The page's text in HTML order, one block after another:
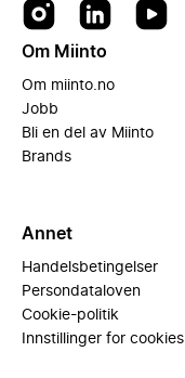
Om Miinto
Om miinto.no
Jobb
Bli en del av Miinto
Brands
Annet
Handelsbetingelser
Persondataloven
Cookie-politik
Innstillinger for cookies